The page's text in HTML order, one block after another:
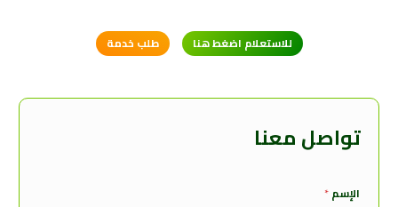
للاستعلام اضغط هنا طلب خدمة
تواصل معنا
الإسم*